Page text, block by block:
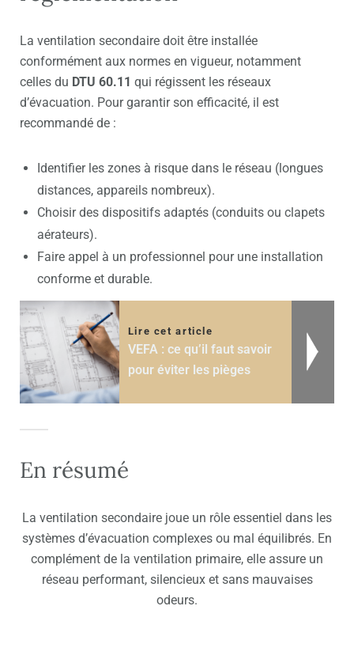
La ventilation secondaire doit être installée
conformément aux normes en vigueur, notamment
celles du DTU 60.11 qui régissent les réseaux
d’évacuation. Pour garantir son efficacité, il est
recommandé de :
Identifier les zones à risque dans le réseau (longues
distances, appareils nombreux).
Choisir des dispositifs adaptés (conduits ou clapets
aérateurs).
Faire appel à un professionnel pour une installation
conforme et durable.
Lire cet article
VEFA : ce qu’il faut savoir
pour éviter les pièges
En résumé
La ventilation secondaire joue un rôle essentiel dans les
systèmes d’évacuation complexes ou mal équilibrés. En
complément de la ventilation primaire, elle assure un
réseau performant, silencieux et sans mauvaises
odeurs.